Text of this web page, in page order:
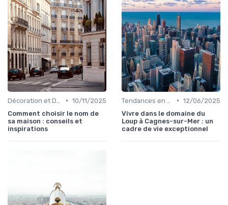
• 10/11/2025
Comment choisir le nom de
sa maison : conseils et
inspirations
• 12/06/2025
Vivre dans le domaine du
Loup à Cagnes-sur-Mer : un
cadre de vie exceptionnel